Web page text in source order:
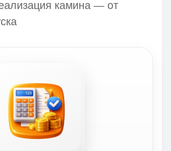
камина — от